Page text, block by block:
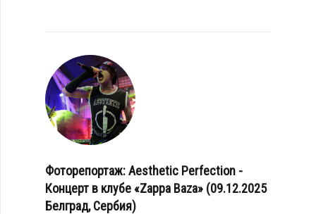
Фоторепортаж: Aesthetic Perfection -
Концерт в клубе «Zappa Baza» (09.12.2025
Белград, Сербия)